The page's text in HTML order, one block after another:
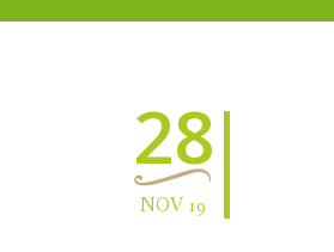
28
NOV 19